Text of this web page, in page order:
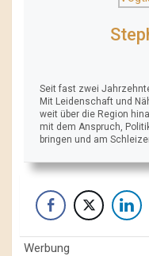
Seit fast zwei
Mit Leidenschaft und
weit über die Region
mit dem Anspruch,
bringen und am
Werbung